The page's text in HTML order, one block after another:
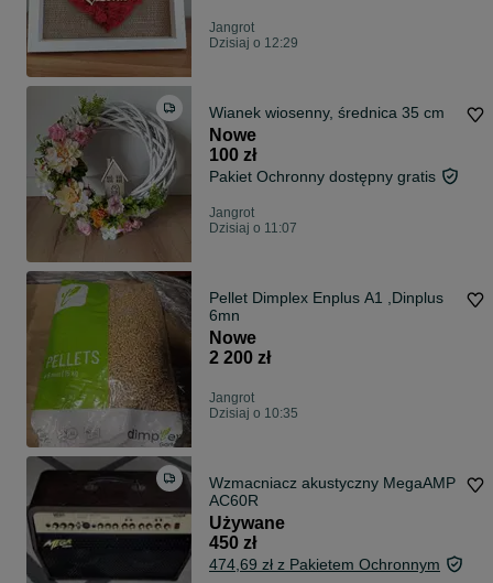
Jangrot
Dzisiaj o 12:29
Wianek wiosenny, średnica 35 cm
Nowe
100 zł
Pakiet Ochronny dostępny gratis
Jangrot
Dzisiaj o 11:07
Pellet Dimplex Enplus A1 ,Dinplus
6mn
Nowe
2 200 zł
Jangrot
Dzisiaj o 10:35
Wzmacniacz akustyczny MegaAMP
AC60R
Używane
450 zł
474,69 zł z Pakietem Ochronnym